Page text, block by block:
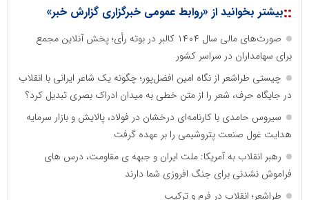
::بیشتر بخوانید از «روابط عمومی خبرگزاری گزارش خبر»
صورت‌های مالی سال ۱۴۰۴ کالبر در بوته رأی؛ پخش آنلاین مجمع
برای سهامداران در سراسر کشور
چیستی طراشعر از نگاه امین افضل‌پور؛ چگونه یک شاعر ایرانی با انقلاب
در جایگاه حرف، شعر را از متن خطی به میدان ادراک بصری تبدیل کرد؟
سیروس حامدی با کارنامه‌ای درخشان در فولاد، پالایش و بازار سرمایه
هدایت غول صنعت پتروشیمی را بر عهده گرفت
رهبر انقلاب به آمریکا: ملت ایران و جبهه ی مقاومت، درس های
فراموش نشدنی برای جنگ افروزی شما دارند
طراشعر؛ انقلاب در فرم و ترکیب